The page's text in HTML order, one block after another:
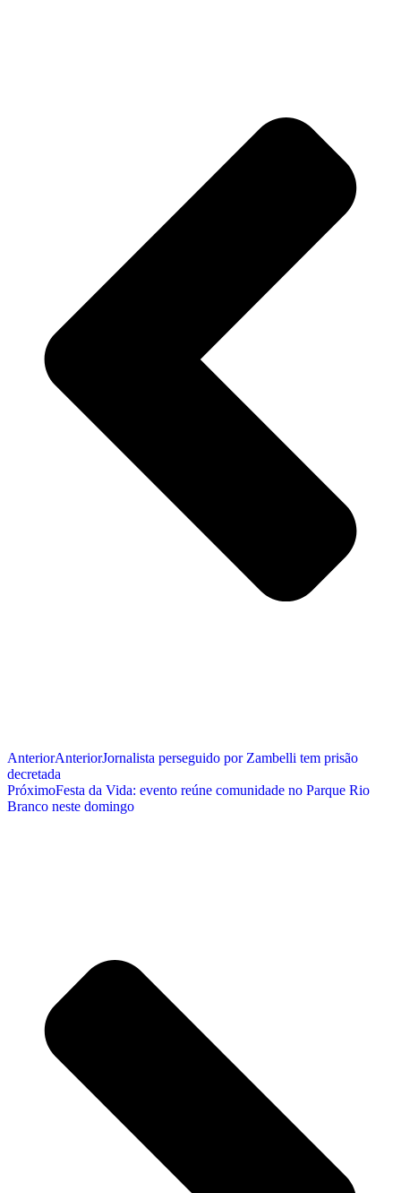
AnteriorAnteriorJornalista perseguido por Zambelli tem prisão
decretada
PróximoFesta da Vida: evento reúne comunidade no Parque Rio
Branco neste domingo